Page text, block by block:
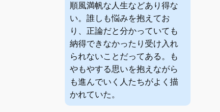
順風満帆な人生などあり得な
い。誰しも悩みを抱えてお
り、正論だと分かっていても
納得できなかったり受け入れ
られないことだってある。も
やもやする思いを抱えながら
も進んでいく人たちがよく描
かれていた。